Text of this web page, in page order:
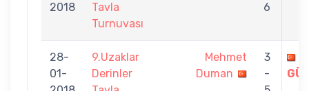
2018
Tavla
Turnuvası
6
28-
01-
9.Uzaklar
Derinler
Mehmet
Duman
3
-